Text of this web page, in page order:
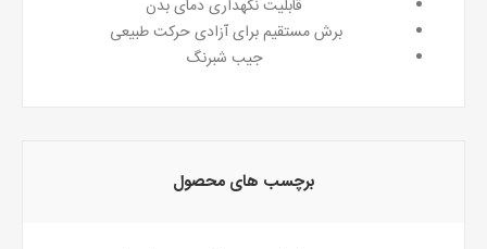
قابلیت نگهداری دمای بدن
برش مستقیم برای آزادی حرکت طبیعی
جیب شبرنگ
برچسب های محصول